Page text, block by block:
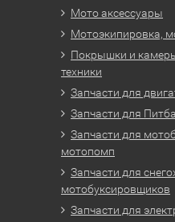
Мото аксессуары
Мотоэкипировка,
Покрышки и
техники
Запчасти для
Запчасти для
Запчасти для
мотопомп
Запчасти для
мотобуксировщиков
Запчасти для